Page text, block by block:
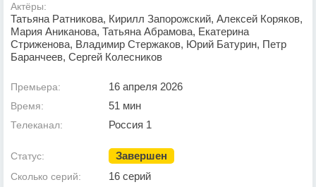
Актёры:
Татьяна Ратникова, Кирилл Запорожский, Алексей Коряков,
Мария Аниканова, Татьяна Абрамова, Екатерина
Стриженова, Владимир Стержаков, Юрий Батурин, Петр
Баранчеев, Сергей Колесников
Премьера: 16 апреля 2026
Время: 51 мин
Телеканал: Россия 1
Статус: Завершен
Сколько серий: 16 серий